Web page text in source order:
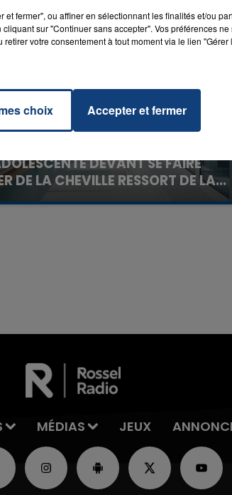
DEVANT SE FAIRE
DE LA CHEVILLE RESSORT DE LA...
a porté plainte contre la clinique qui a
MÉDIAS JEUX
et fermer", ou affiner en sélectionnant les finalités et/ou
sur "Continuer sans accepter". Vos préférences
votre consentement à tout moment via le lien
choix Accepter et fermer